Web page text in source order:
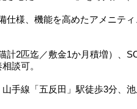
様、機能を高めたアメニテ
2匹迄／敷金1か月積増）、
談可。
手線「五反田」駅徒歩3分、